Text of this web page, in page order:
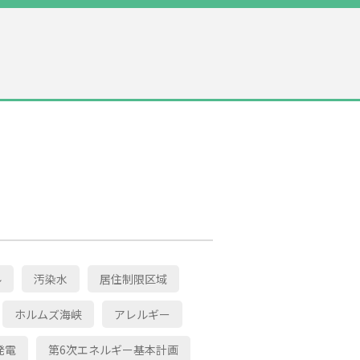
汚染水 居住制限区域
ホルムズ海峡 アレルギー
電 第6次エネルギー基本計画